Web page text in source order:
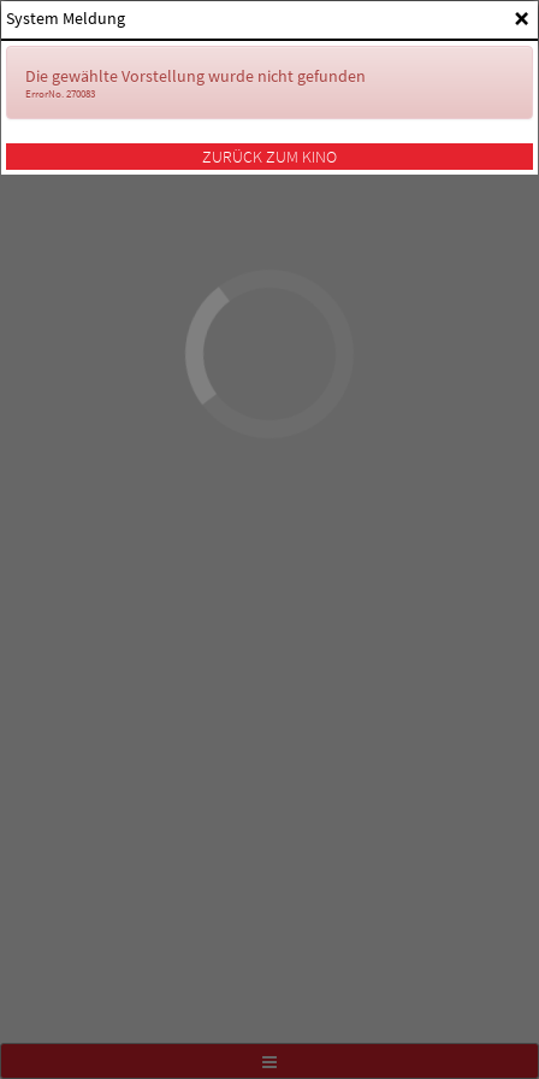
×
System Meldung
Die gewählte Vorstellung wurde nicht gefunden
ErrorNo. 270083
ZURÜCK ZUM KINO